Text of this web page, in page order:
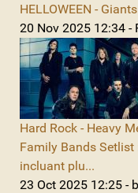
HELLOWEEN -
20 Nov 2025 12:34 -
Hard Rock - Heavy
Family Bands
incluant plu...
23 Oct 2025 12:25 -